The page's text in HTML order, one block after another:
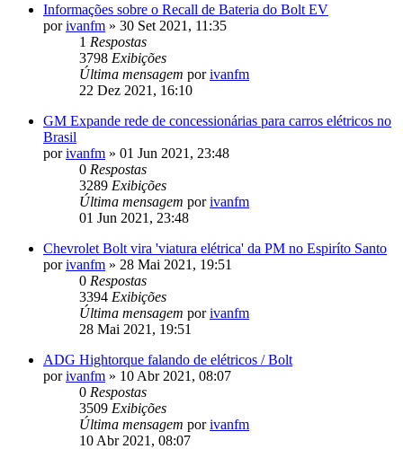
Informações sobre o Recall de Bateria do Bolt EV
porivanfm » 30 Set 2021, 11:35
1 Respostas
3798 Exibições
Última mensagem porivanfm
22 Dez 2021, 16:10
GM Expande rede de concessionárias para carros elétricos no
Brasil
porivanfm » 01 Jun 2021, 23:48
0 Respostas
3289 Exibições
Última mensagem porivanfm
01 Jun 2021, 23:48
Chevrolet Bolt vira 'viatura elétrica' da PM no Espiríto Santo
porivanfm » 28 Mai 2021, 19:51
0 Respostas
3394 Exibições
Última mensagem porivanfm
28 Mai 2021, 19:51
ADG Hightorque falando de elétricos / Bolt
porivanfm » 10 Abr 2021, 08:07
0 Respostas
3509 Exibições
Última mensagem porivanfm
10 Abr 2021, 08:07